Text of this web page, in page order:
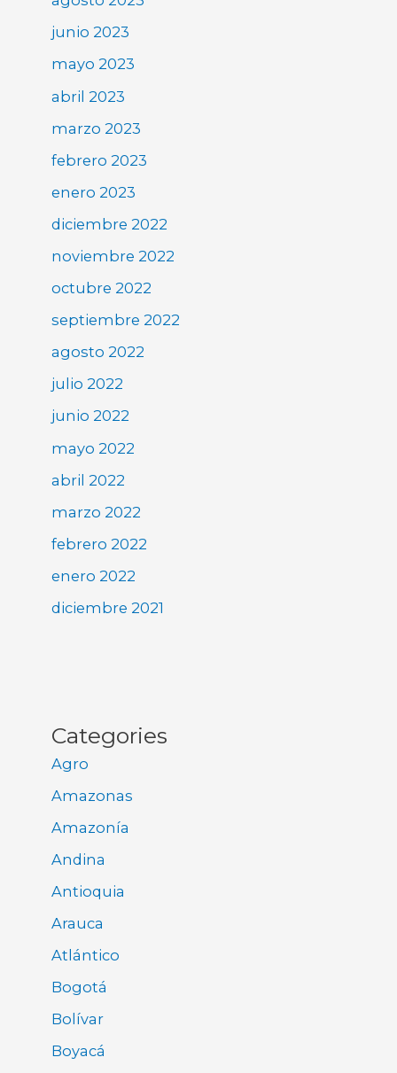
junio 2023
mayo 2023
abril 2023
marzo 2023
febrero 2023
enero 2023
diciembre 2022
noviembre 2022
octubre 2022
septiembre 2022
agosto 2022
julio 2022
junio 2022
mayo 2022
abril 2022
marzo 2022
febrero 2022
enero 2022
diciembre 2021
Categories
Agro
Amazonas
Amazonía
Andina
Antioquia
Arauca
Atlántico
Bogotá
Bolívar
Boyacá